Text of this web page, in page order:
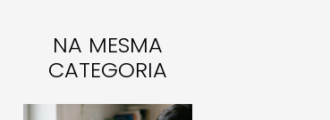
NA MESMA
CATEGORIA